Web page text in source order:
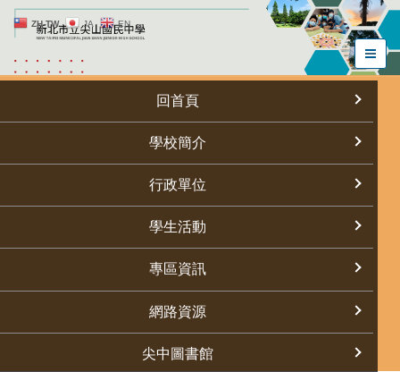
跳
到
要
區
ZH-TW JA EN
回首頁
學校簡介
行政單位
學生活動
專區資訊
網路資源
尖中圖書館